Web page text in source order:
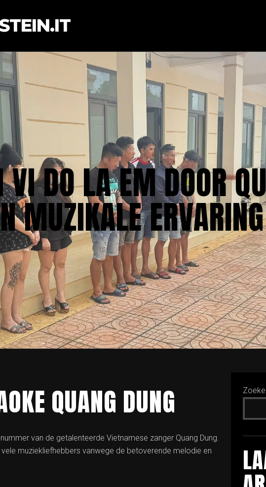
VI DO LA EM DOOR
MUZIKALE ERVARING
QUANG DUNG
van de getalenteerde Vietnamese zanger Quang Dung.
muziekliefhebbers vanwege de betoverende melodie en